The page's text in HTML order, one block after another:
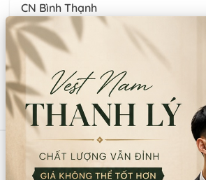
CN Bình Thạnh
58/6 Tân Cảng, Phường Thạnh Mỹ
TPHCM
086.7474.247 086.8644.086
9:00 - 18:00 (Thứ 2 - Chủ nhật)
Sản phẩm
HÀI NỮ THÊU PHỤNG CHỤP
Mã: SP14750
TÓC